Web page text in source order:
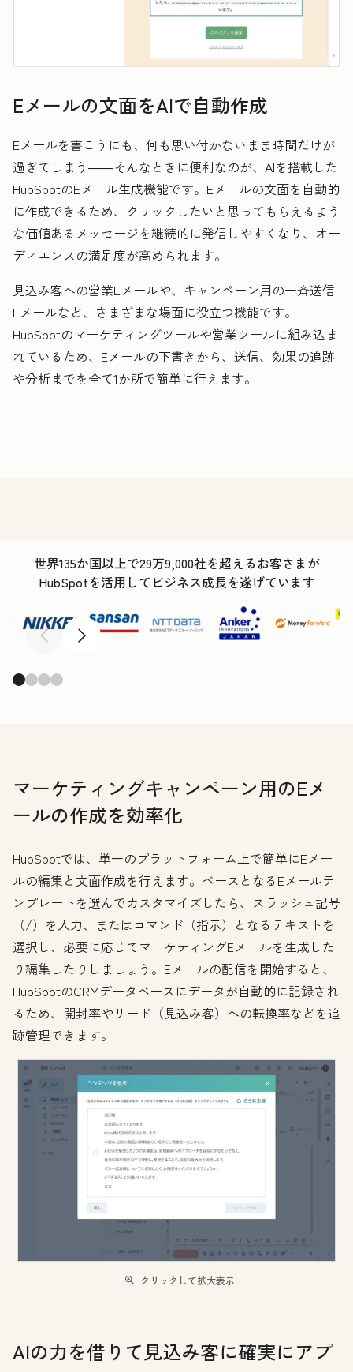
Eメールの文面をAIで自動作成
Eメールを書こうにも、何も思い付かないまま時間だけが
過ぎてしまう――そんなときに便利なのが、AIを搭載した
HubSpotのEメール生成機能です。Eメールの文面を自動的
に作成できるため、クリックしたいと思ってもらえるよう
な価値あるメッセージを継続的に発信しやすくなり、オー
ディエンスの満足度が高められます。
見込み客への営業Eメールや、キャンペーン用の一斉送信
Eメールなど、さまざまな場面に役立つ機能です。
HubSpotのマーケティングツールや営業ツールに組み込ま
れているため、Eメールの下書きから、送信、効果の追跡
や分析までを全て1か所で簡単に行えます。
世界135か国以上で29万9,000社を超えるお客さまが
HubSpotを活用してビジネス成長を遂げています
前へ 次へ
マーケティングキャンペーン用のEメ
ールの作成を効率化
HubSpotでは、単一のプラットフォーム上で簡単にEメー
ルの編集と文面作成を行えます。ベースとなるEメールテ
ンプレートを選んでカスタマイズしたら、スラッシュ記号
（/）を入力、またはコマンド（指示）となるテキストを
選択し、必要に応じてマーケティングEメールを生成した
り編集したりしましょう。Eメールの配信を開始すると、
HubSpotのCRMデータベースにデータが自動的に記録され
るため、開封率やリード（見込み客）への転換率などを追
跡管理できます。
クリックして拡大表示
AIの力を借りて見込み客に確実にアプ